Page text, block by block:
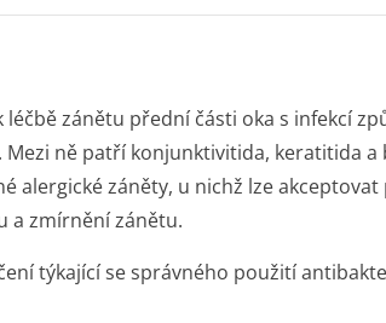
léčbě zánětu přední části oka s infekcí
ně patří konjunktivitida, keratitida a
alergické záněty, u nichž lze
a zmírnění zánětu.
týkající se správného použití